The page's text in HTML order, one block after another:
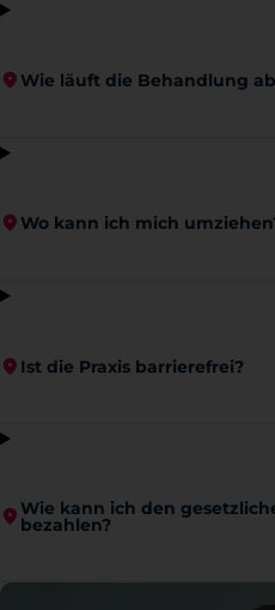
Wie läuft die Behandlung
Wo kann ich mich
Ist die Praxis barrierefrei?
Wie kann ich den
bezahlen?